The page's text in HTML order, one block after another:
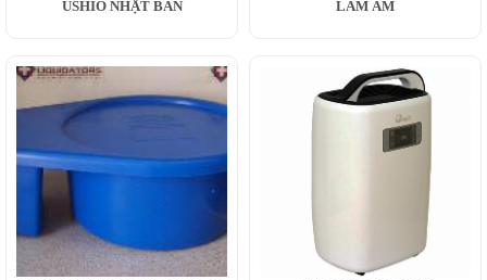
USHIO NHẬT BẢN LÀM ẨM